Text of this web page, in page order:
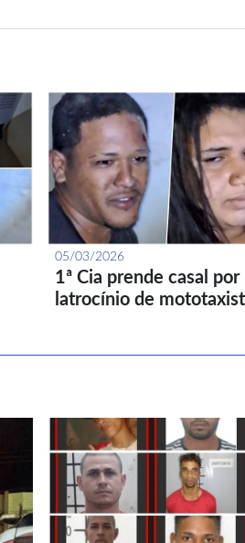
05/03/2026
1ª Cia prende casal por
latrocínio de